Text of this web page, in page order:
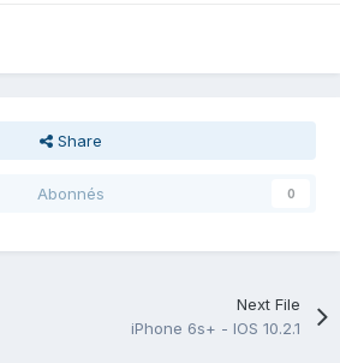
Share
Abonnés 0
Next File
iPhone 6s+ - IOS 10.2.1